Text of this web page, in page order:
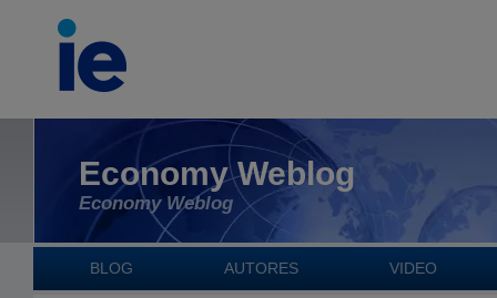
Economy Weblog
Economy Weblog
BLOG AUTORES VIDEO